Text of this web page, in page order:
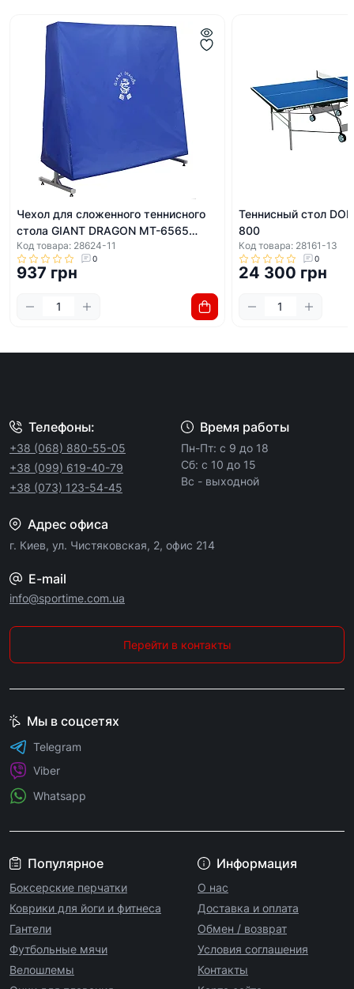
Чехол для сложенного теннисного
стола GIANT DRAGON MT-6565
C001 INDOOR
Код товара: 28624-11
0
937 грн
Теннисный стол
800
Код товара: 28161-13
0
24 300 грн
Телефоны:
+38 (068) 880-55-05
+38 (099) 619-40-79
+38 (073) 123-54-45
Время работы
Пн-Пт: с 9 до 18
Сб: с 10 до 15
Вс - выходной
Адрес офиса
г. Киев, ул. Чистяковская, 2, офис 214
E-mail
info@sportime.com.ua
Перейти в контакты
Популярное
Боксерские перчатки
Коврики для йоги и фитнеса
Гантели
Футбольные мячи
Велошлемы
Информация
О нас
Доставка и оплата
Обмен / возврат
Условия соглашения
Контакты
Мы в соцсетях
Telegram
Viber
Whatsapp